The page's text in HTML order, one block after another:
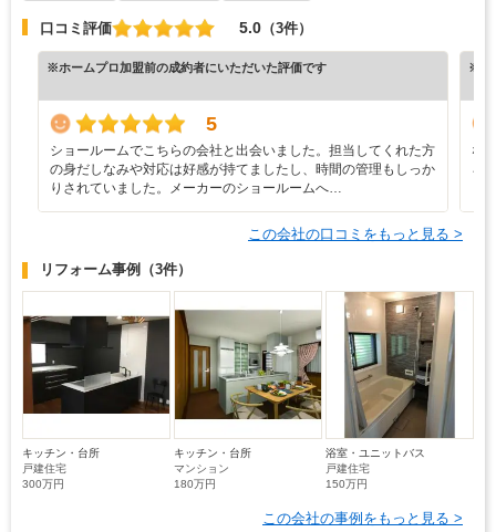
口コミ評価 5.0 （3件）
※ホームプロ加盟前の成約者にいただいた評価です
5
ショールームでこちらの会社と出会いました。担当してくれた方
の身だしなみや対応は好感が持てましたし、時間の管理もしっか
りされていました。メーカーのショールームへ…
※ホ
な
ろ
この会社の口コミをもっと見る >
リフォーム事例 （3件）
キッチン・台所
戸建住宅
300万円
キッチン・台所
マンション
180万円
浴室・ユニットバス
戸建住宅
150万円
この会社の事例をもっと見る >